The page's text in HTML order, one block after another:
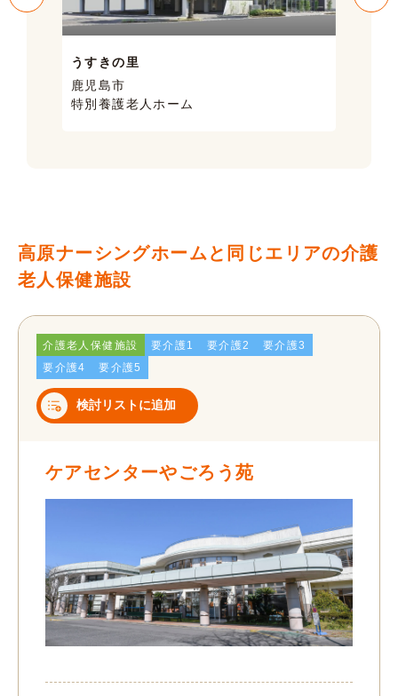
うすきの里
鹿児島市
特別養護老人ホーム
高原ナーシングホームと同じエリアの介護
老人保健施設
介護老人保健施設 要介護1 要介護2
要介護3
要介護4
要介護5
検討リストに追加
ケアセンターやごろう苑